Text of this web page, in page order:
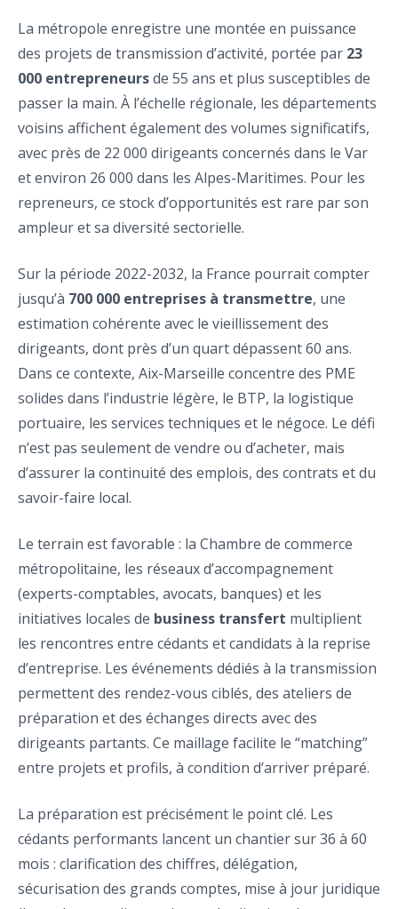
La métropole enregistre une montée en puissance
des projets de transmission d’activité, portée par 23
000 entrepreneursde 55 ans et plus susceptibles de
passer la main. À l’échelle régionale, les départements
voisins affichent également des volumes significatifs,
avec près de 22 000 dirigeants concernés dans le Var
et environ 26 000 dans les Alpes-Maritimes. Pour les
repreneurs, ce stock d’opportunités est rare par son
ampleur et sa diversité sectorielle.
Sur la période 2022-2032, la France pourrait compter
jusqu’à 700 000 entreprises à transmettre, une
estimation cohérente avec le vieillissement des
dirigeants, dont près d’un quart dépassent 60 ans.
Dans ce contexte, Aix-Marseille concentre des PME
solides dans l’industrie légère, le BTP, la logistique
portuaire, les services techniques et le négoce. Le défi
n’est pas seulement de vendre ou d’acheter, mais
d’assurer la continuité des emplois, des contrats et du
savoir-faire local.
Le terrain est favorable : la Chambre de commerce
métropolitaine, les réseaux d’accompagnement
(experts-comptables, avocats, banques) et les
initiatives locales de business transfert multiplient
les rencontres entre cédants et candidats à la reprise
d’entreprise. Les événements dédiés à la transmission
permettent des rendez-vous ciblés, des ateliers de
préparation et des échanges directs avec des
dirigeants partants. Ce maillage facilite le “matching”
entre projets et profils, à condition d’arriver préparé.
La préparation est précisément le point clé. Les
cédants performants lancent un chantier sur 36 à 60
mois : clarification des chiffres, délégation,
sécurisation des grands comptes, mise à jour juridique